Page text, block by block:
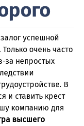
успешной
очень часто
за непростых
В
и ставить крест
компанию для
высшего